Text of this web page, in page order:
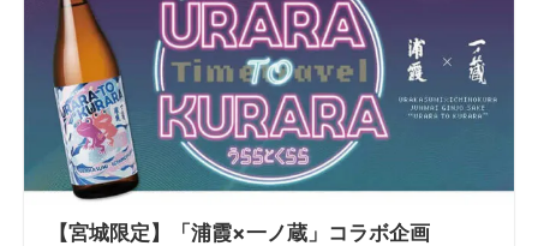
【宮城限定】「浦霞×一ノ蔵」コラボ企画